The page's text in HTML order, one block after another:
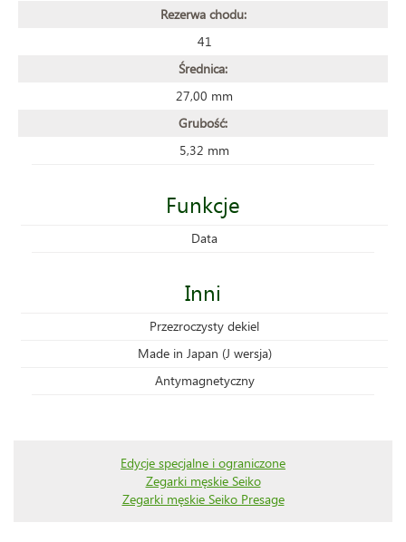
Rezerwa chodu:
41
Średnica:
27,00 mm
Grubość:
5,32 mm
Funkcje
Data
Inni
Przezroczysty dekiel
Made in Japan (J wersja)
Antymagnetyczny
Edycje specjalne i ograniczone
Zegarki męskie Seiko
Zegarki męskie Seiko Presage